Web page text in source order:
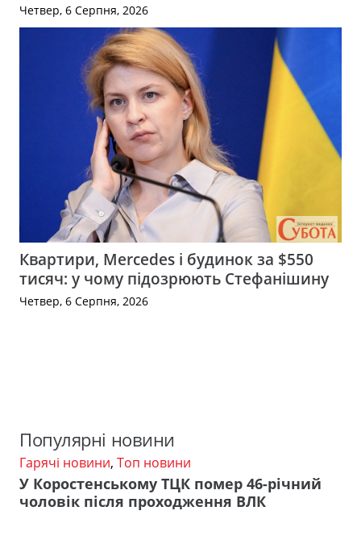
Четвер, 6 Серпня, 2026
Квартири, Mercedes і будинок за $550
тисяч: у чому підозрюють Стефанішину
Четвер, 6 Серпня, 2026
Популярні новини
Гарячі новини, Топ новини
У Коростенському ТЦК помер 46-річний
чоловік після проходження ВЛК